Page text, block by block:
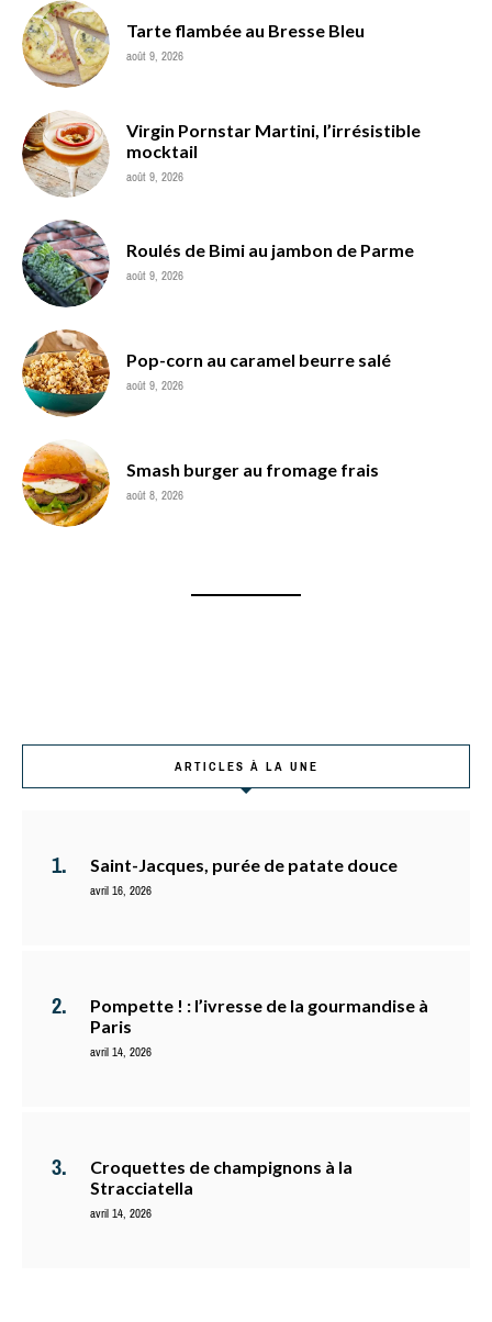
Tarte flambée au Bresse Bleu
août 9, 2026
Virgin Pornstar Martini, l’irrésistible
mocktail
août 9, 2026
Roulés de Bimi au jambon de Parme
août 9, 2026
Pop-corn au caramel beurre salé
août 9, 2026
Smash burger au fromage frais
août 8, 2026
ARTICLES À LA UNE
Saint-Jacques, purée de patate douce
avril 16, 2026
Pompette ! : l’ivresse de la gourmandise à
Paris
avril 14, 2026
Croquettes de champignons à la
Stracciatella
avril 14, 2026